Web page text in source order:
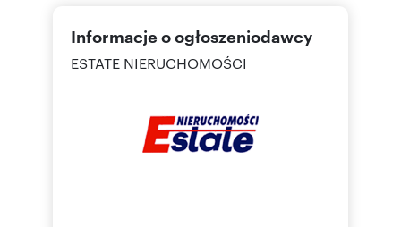
Informacje o ogłoszeniodawcy
ESTATE NIERUCHOMOŚCI